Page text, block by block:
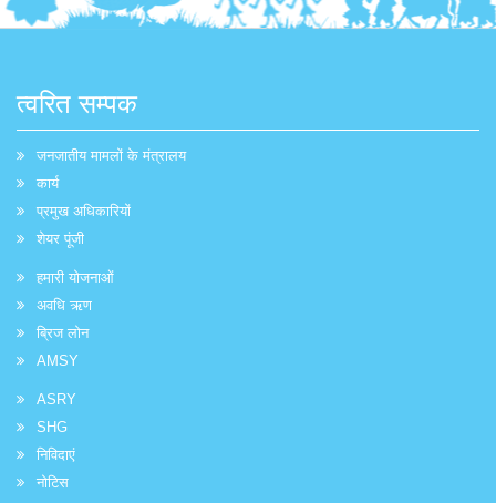
त्वरित सम्पक
जनजातीय मामलों के मंत्रालय
कार्य
प्रमुख अधिकारियों
शेयर पूंजी
हमारी योजनाओं
अवधि ऋण
ब्रिज लोन
AMSY
ASRY
SHG
निविदाएं
नोटिस